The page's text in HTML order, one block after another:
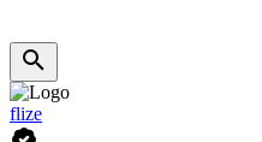
flize